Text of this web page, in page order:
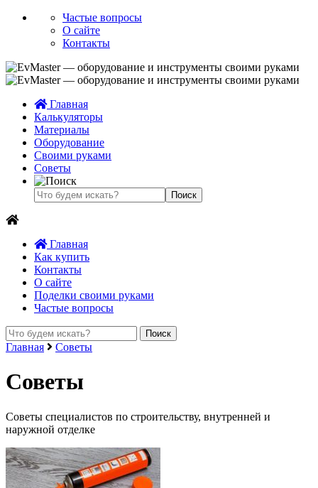
Частые вопросы
О сайте
Контакты
Главная
Калькуляторы
Материалы
Оборудование
Своими руками
Советы
Главная
Как купить
Контакты
О сайте
Поделки своими руками
Частые вопросы
Главная Советы
Советы
Советы специалистов по строительству, внутренней и
наружной отделке